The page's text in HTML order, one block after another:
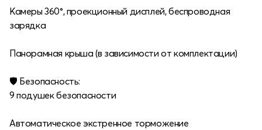
Камеры 360°, проекционный дисплей, беспроводная
зарядка
Панорамная крыша (в зависимости от комплектации)
🛡 Безопасность:
9 подушек безопасности
Автоматическое экстренное торможение